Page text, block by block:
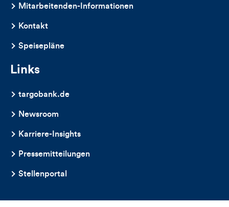
Mitarbeitenden-Informationen
Kontakt
Speisepläne
Links
targobank.de
Newsroom
Karriere-Insights
Pressemitteilungen
Stellenportal